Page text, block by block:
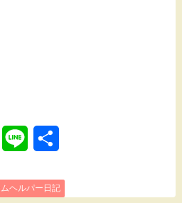
n
ヘルパー日記